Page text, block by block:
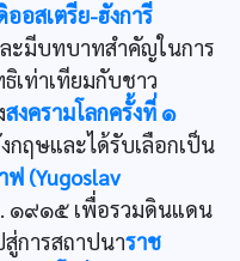
ออสเตรีย-ฮังการี
ะมีบทบาทสำคัญในการ
เท่าเทียมกับชาว
สงครามโลกครั้งที่ ๑
กฤษและได้รับเลือกเป็น
ฟ (Yugoslav
๑๙๑๕ เพื่อรวมดินแดน
การสถาปนาราช